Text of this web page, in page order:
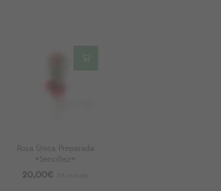
20,00€ IVA incluido